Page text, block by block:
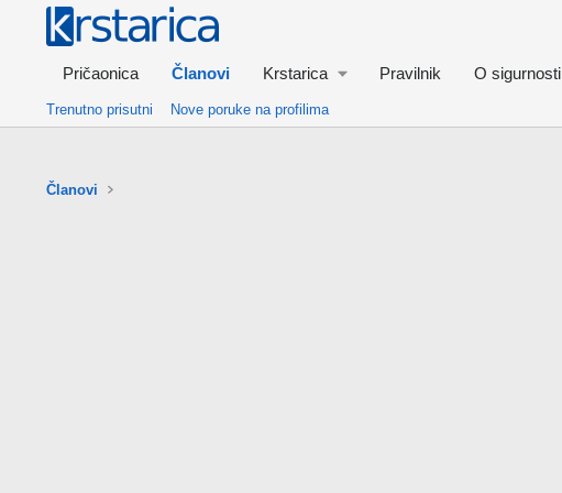
Pričaonica Članovi Krstarica Pravilnik O sigurnosti
Trenutno prisutni Nove poruke na profilima
Članovi